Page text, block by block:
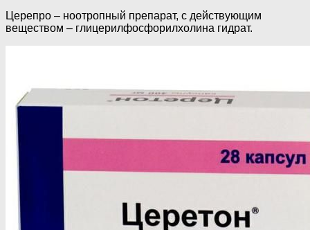
Церепро – ноотропный препарат, с действующим
веществом – глицерилфосфорилхолина гидрат.